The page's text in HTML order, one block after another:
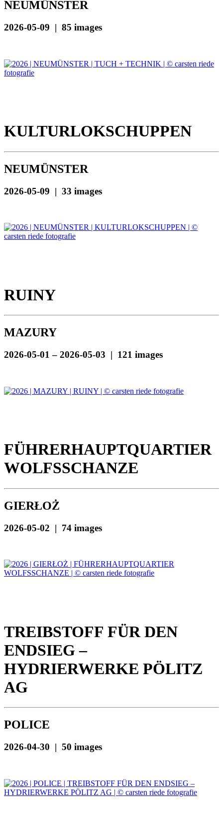
NEUMÜNSTER
2026-05-09 | 85 images
KULTURLOKSCHUPPEN
NEUMÜNSTER
2026-05-09 | 33 images
RUINY
MAZURY
2026-05-01 – 2026-05-03 | 121 images
FÜHRERHAUPTQUARTIER
WOLFSSCHANZE
GIERŁOŻ
2026-05-02 | 74 images
TREIBSTOFF FÜR DEN
ENDSIEG –
HYDRIERWERKE PÖLITZ
AG
POLICE
2026-04-30 | 50 images